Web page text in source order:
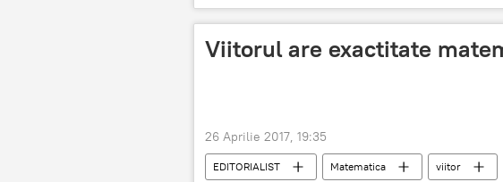
Viitorul are exactitate
26 Aprilie 2017, 19:35
EDITORIALIST Matematica viitor